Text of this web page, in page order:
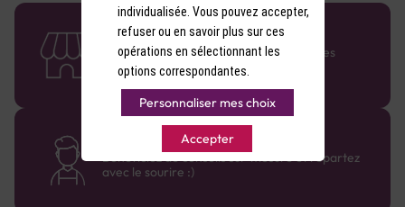
58 caves en France
Retrouvez le réseau Comptoir des Vignes
partout en France !
Des cavistes à votre écoute
Bénéficiez de conseils sur-mesure et repartez
avec le sourire :)
individualisée. Vous pouvez accepter,
refuser ou en savoir plus sur ces
opérations en sélectionnant les
options correspondantes.
Personnaliser mes choix
Accepter